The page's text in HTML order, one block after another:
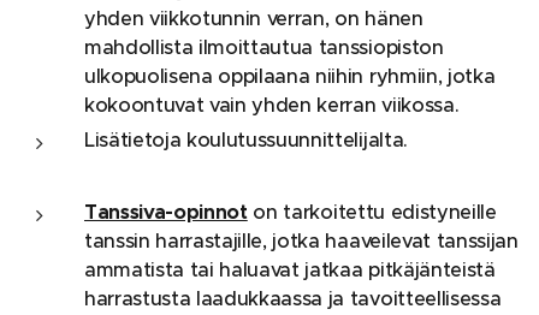
yhden viikkotunnin verran, on hänen
mahdollista ilmoittautua tanssiopiston
ulkopuolisena oppilaana niihin ryhmiin, jotka
kokoontuvat vain yhden kerran viikossa.
Lisätietoja koulutussuunnittelijalta.
Tanssiva-opinnot on tarkoitettu edistyneille
tanssin harrastajille, jotka haaveilevat tanssijan
ammatista tai haluavat jatkaa pitkäjänteistä
harrastusta laadukkaassa ja tavoitteellisessa